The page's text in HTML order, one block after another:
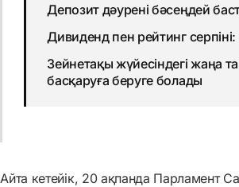
Депозит дәурені бәсеңдей
Дивиденд пен рейтинг
Зейнетақы жүйесіндегі жаңа
басқаруға беруге болады
Айта кетейік, 20 ақпанда Парламент